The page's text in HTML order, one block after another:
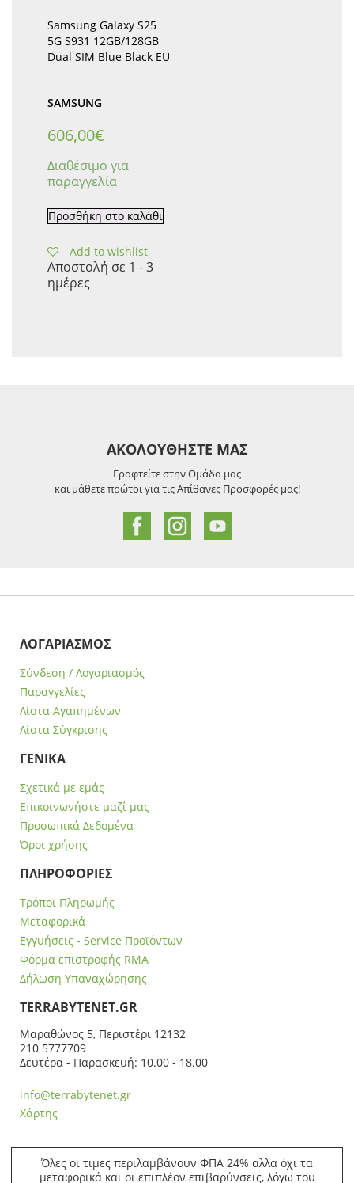
Samsung Galaxy S25
5G S931 12GB/128GB
Dual SIM Blue Black EU
SAMSUNG
606,00€
Διαθέσιμο για
παραγγελία
Προσθήκη στο καλάθι
Add to wishlist
Αποστολή σε 1 - 3
ημέρες
ΑΚΟΛΟΥΘΗΣΤΕ ΜΑΣ
Γραφτείτε στην Ομάδα μας
και μάθετε πρώτοι για τις Απίθανες Προσφορές μας!
ΛΟΓΑΡΙΑΣΜΟΣ
Σύνδεση / Λογαριασμός
Παραγγελίες
Λίστα Αγαπημένων
Λίστα Σύγκρισης
ΓΕΝΙΚΑ
Σχετικά με εμάς
Επικοινωνήστε μαζί μας
Προσωπικά Δεδομένα
Όροι χρήσης
ΠΛΗΡΟΦΟΡΙΕΣ
Τρόποι Πληρωμής
Μεταφορικά
Εγγυήσεις - Service Προϊόντων
Φόρμα επιστροφής RMA
Δήλωση Υπαναχώρησης
ΤERRABYTENET.GR
Μαραθώνος 5, Περιστέρι 12132
210 5777709
Δευτέρα - Παρασκευή: 10.00 - 18.00
info@terrabytenet.gr
Χάρτης
Όλες οι τιμες περιλαμβάνουν ΦΠΑ 24% αλλα όχι τα
μεταφορικά και οι επιπλέον επιβαρύνσεις, λόγω του